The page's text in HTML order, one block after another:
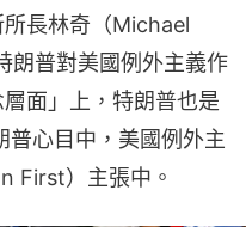
長林奇（Michael
朗普對美國例外主義作
面」上，特朗普也是
普心目中，美國例外主
First）主張中。